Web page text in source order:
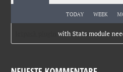
TODAY WEEK
with Stats module